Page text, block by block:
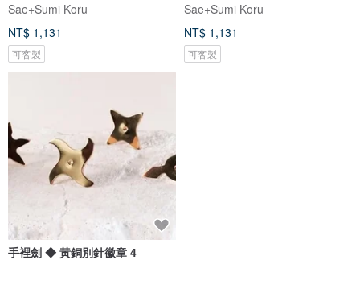
Sae+Sumi Koru
NT$ 1,131
可客製
Sae+Sumi Koru
NT$ 1,131
可客製
手裡劍 ◆ 黃銅別針徽章 4